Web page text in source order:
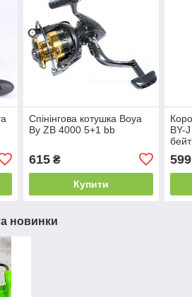
Спінінгова котушка Boya
By ZB 4000 5+1 bb
615₴
Купити
BY-
599
новинки